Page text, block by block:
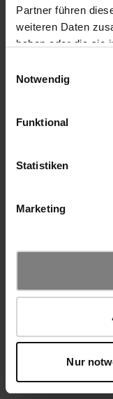
Partner führen
weiteren Daten
haben oder die sie
Notwendig
Funktional
Statistiken
Marketing
Nur